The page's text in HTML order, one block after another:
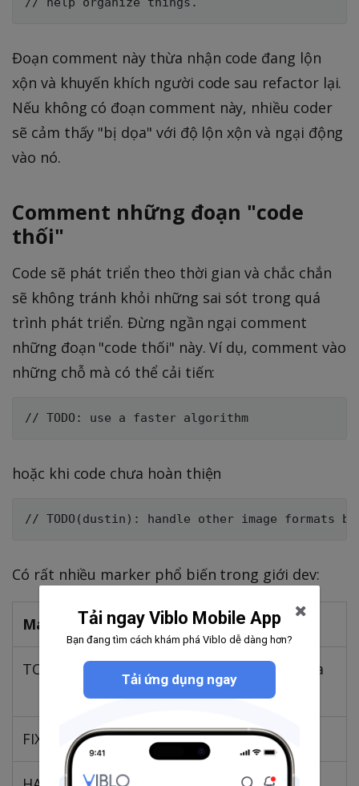
Đoạn comment này thừa nhận code đang lộn
xộn và khuyến khích người code sau refactor lại.
Nếu không có đoạn comment này, nhiều coder
sẽ cảm thấy "bị dọa" với độ lộn xộn và ngại động
vào nó.
Comment những đoạn "code
thối"
Code sẽ phát triển theo thời gian và chắc chắn
sẽ không tránh khỏi những sai sót trong quá
trình phát triển. Đừng ngần ngại comment
những đoạn "code thối" này. Ví dụ, comment vào
những chỗ mà có thể cải tiến:
hoặc khi code chưa hoàn thiện
Có rất nhiều marker phổ biến trong giới dev:
Marker Ý nghĩa phổ biến
TODO
Nội dung tôi chưa làm hoặc chưa
FIXME Code lởm ở đây
Tải ngay Viblo Mobile App
Bạn đang tìm cách khám phá Viblo dễ dàng hơn?
Tải ứng dụng ngay